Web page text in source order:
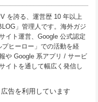
を誇る、運営歴 10 年以上
」管理人です。海外ガジ
イト運営、Google 公式認定
ヒーロー」での活動を経
や Google 系アプリ / サービ
イトを通して幅広く発信し
告を利用しています